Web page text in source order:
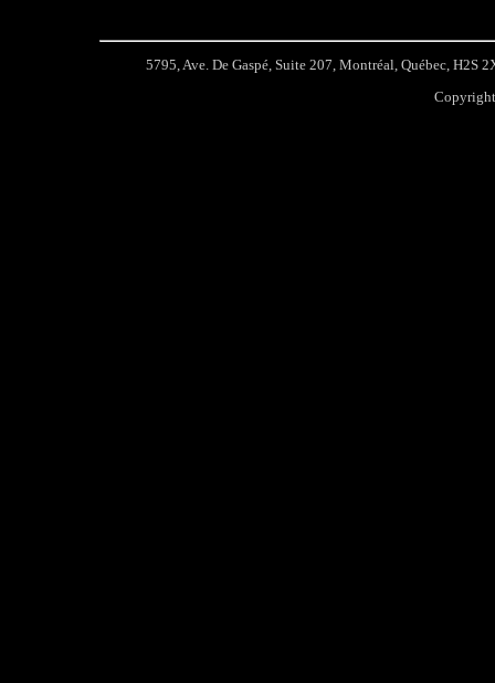
5795, Ave. De Gaspé, Suite 207, Montréal, Québec,